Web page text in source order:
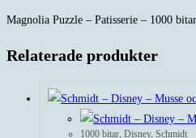
Magnolia Puzzle – Patisserie – 1000 bitar
Relaterade produkter
1000 bitar, Disney, Schmidt